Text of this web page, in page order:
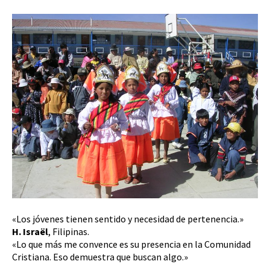
«Los jóvenes tienen sentido y necesidad de pertenencia.»
H. Israël, Filipinas.
«Lo que más me convence es su presencia en la Comunidad
Cristiana. Eso demuestra que buscan algo.»